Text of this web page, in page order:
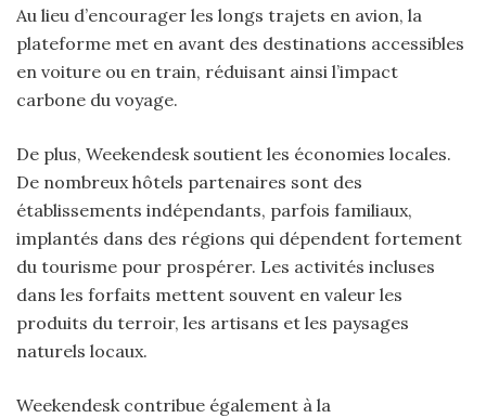
Au lieu d’encourager les longs trajets en avion, la
plateforme met en avant des destinations accessibles
en voiture ou en train, réduisant ainsi l’impact
carbone du voyage.
De plus, Weekendesk soutient les économies locales.
De nombreux hôtels partenaires sont des
établissements indépendants, parfois familiaux,
implantés dans des régions qui dépendent fortement
du tourisme pour prospérer. Les activités incluses
dans les forfaits mettent souvent en valeur les
produits du terroir, les artisans et les paysages
naturels locaux.
Weekendesk contribue également à la